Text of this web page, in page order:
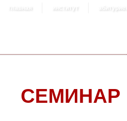
главная институт
СЕМИНАР